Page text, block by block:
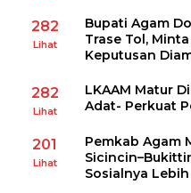
282
Lihat
Bupati Agam
Trase Tol,
Keputusan
282
Lihat
LKAAM Matur
Adat- Perkuat
201
Lihat
Pemkab Agam
Sosialnya